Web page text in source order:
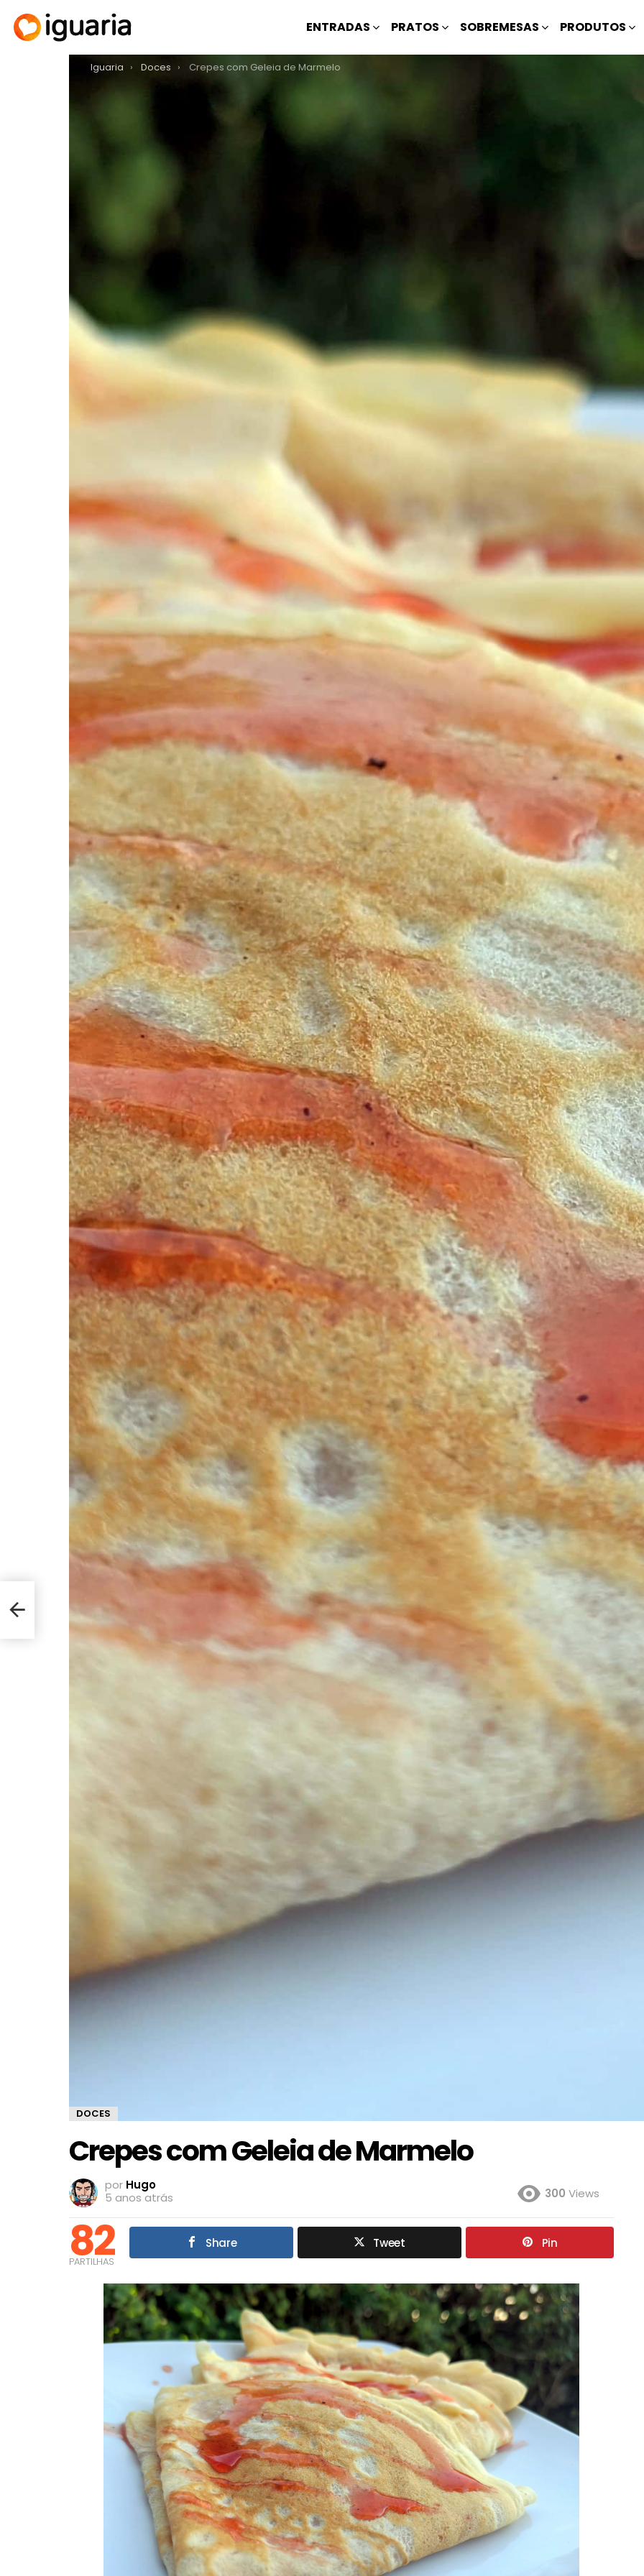
ENTRADAS PRATOS SOBREMESAS PRODUTOS
You are here:
Iguaria Doces Crepes com Geleia de Marmelo
DOCES
Crepes com Geleia de Marmelo
por Hugo
5 anos atrás
300 Views
82
PARTILHAS
Share Tweet Pin